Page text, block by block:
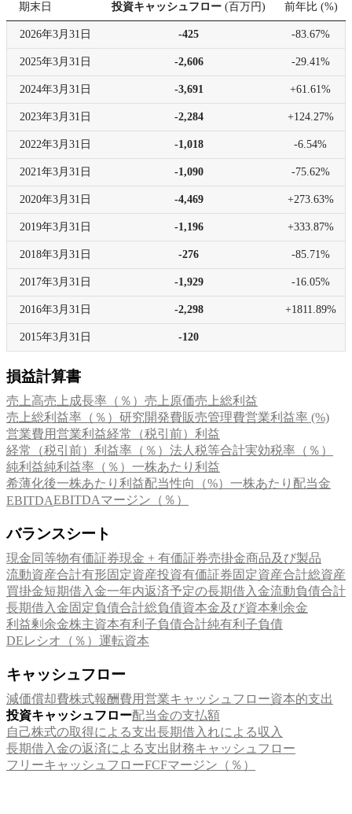
期末日 投資キャッシュフロー (百万円) 前年比 (%)
2026年3月31日 -425 -83.67%
2025年3月31日 -2,606 -29.41%
2024年3月31日 -3,691 +61.61%
2023年3月31日 -2,284 +124.27%
2022年3月31日 -1,018 -6.54%
2021年3月31日 -1,090 -75.62%
2020年3月31日 -4,469 +273.63%
2019年3月31日 -1,196 +333.87%
2018年3月31日 -276 -85.71%
2017年3月31日 -1,929 -16.05%
2016年3月31日 -2,298 +1811.89%
2015年3月31日 -120
損益計算書
売上高売上成長率（％） 売上原価売上総利益
売上総利益率（％） 研究開発費販売管理費営業利益率 (%)
営業費用営業利益経常（税引前）利益
経常（税引前）利益率（％） 法人税等合計実効税率（％）
純利益純利益率（％） 一株あたり利益
希薄化後一株あたり利益配当性向（%） 一株あたり配当金
EBITDAEBITDAマージン（％）
バランスシート
現金同等物有価証券現金 + 有価証券売掛金商品及び製品
流動資産合計有形固定資産投資有価証券固定資産合計総資産
買掛金短期借入金一年内返済予定の長期借入金流動負債合計
長期借入金固定負債合計総負債資本金及び資本剰余金
利益剰余金株主資本有利子負債合計純有利子負債
DEレシオ（％） 運転資本
キャッシュフロー
減価償却費株式報酬費用営業キャッシュフロー資本的支出
投資キャッシュフロー配当金の支払額
自己株式の取得による支出長期借入れによる収入
長期借入金の返済による支出財務キャッシュフロー
フリーキャッシュフローFCFマージン（％）